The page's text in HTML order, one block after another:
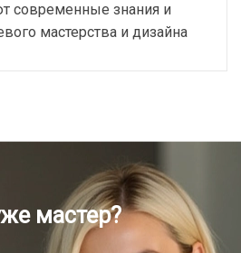
современные знания и
мастерства и дизайна
мастер?